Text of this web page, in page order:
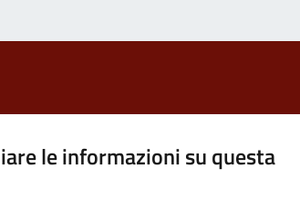
le informazioni su questa